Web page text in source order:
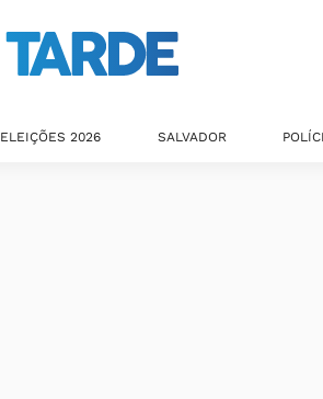
ELEIÇÕES 2026 SALVADOR